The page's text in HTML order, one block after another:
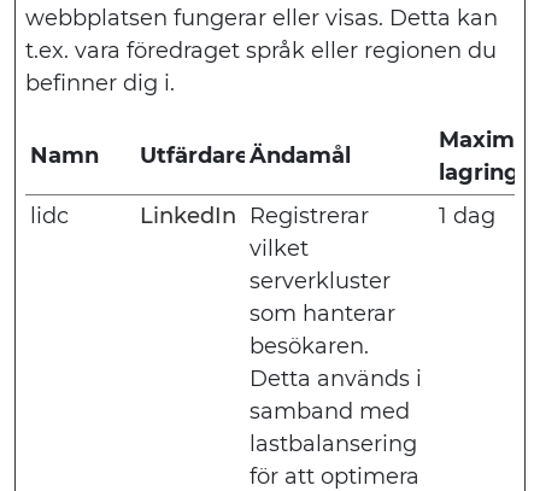
webbplatsen fungerar eller visas. Detta kan
t.ex. vara föredraget språk eller regionen du
befinner dig i.
Namn UtfärdareÄndamål
Maximal
lidc
LinkedIn
Registrerar
vilket
serverkluster
som hanterar
besökaren.
Detta används i
samband med
lastbalansering
för att optimera
1 dag